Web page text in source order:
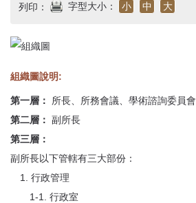
首
頁
列印： 字型大小： 小 中 大
組織圖說明:
第一層：
所長、所務會議、學術諮詢委員會
第二層： 副所長
第三層：
副所長以下管轄有三大部份：
1. 行政管理
1-1. 行政室